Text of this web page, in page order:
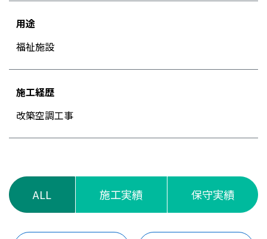
用途
福祉施設
施工経歴
改築空調工事
ALL 施工実績 保守実績